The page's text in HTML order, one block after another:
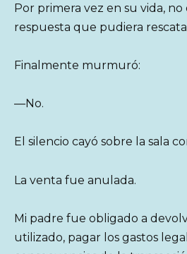
Por primera vez en su vida,
respuesta que pudiera
Finalmente murmuró:
—No.
El silencio cayó sobre la sala
La venta fue anulada.
Mi padre fue obligado a
utilizado, pagar los gastos